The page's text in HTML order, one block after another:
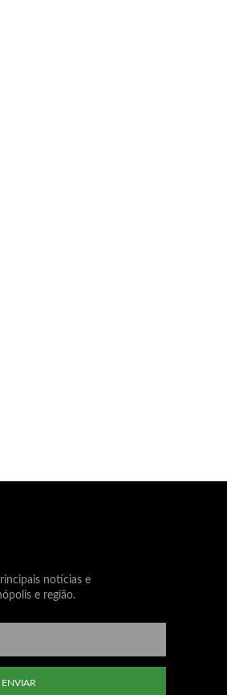
notícias e
e região.
ENVIAR